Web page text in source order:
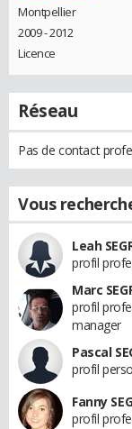
Montpellier
2009 - 2012
Licence
Réseau
Pas de contact
Vous
Leah
profil
Marc
profil
manager
Pascal
profil
Fanny
profil